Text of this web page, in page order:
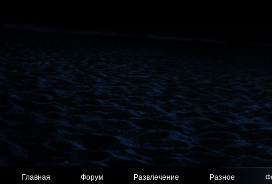
Главная Форум Развлечение Разное